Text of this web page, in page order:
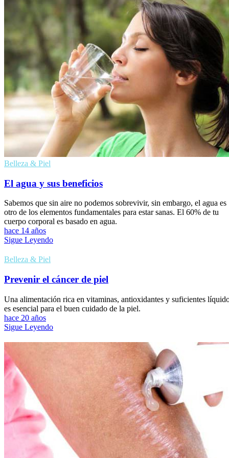
Belleza & Piel
El agua y sus beneficios
Sabemos que sin aire no podemos sobrevivir, sin embargo, el agua es
otro de los elementos fundamentales para estar sanas. El 60% de tu
cuerpo corporal es basado en agua.
hace 14 años
Sigue Leyendo
Belleza & Piel
Prevenir el cáncer de piel
Una alimentación rica en vitaminas, antioxidantes y suficientes
es esencial para el buen cuidado de la piel.
hace 20 años
Sigue Leyendo